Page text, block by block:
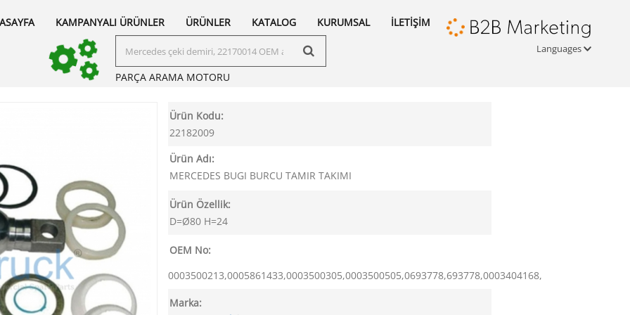
Languages
KAMPANYALI ÜRÜNLER ÜRÜNLER KATALOG KURUMSAL İLETİŞİM
PARÇA ARAMA MOTORU
Ürün Kodu:
22182009
Ürün Adı:
MERCEDES BUGI BURCU TAMIR TAKIMI
Ürün Özellik:
D=Ø80 H=24
OEM No:
0003500213,0005861433,0003500305,0003500505,0693778,693778,0003404168,
Marka: